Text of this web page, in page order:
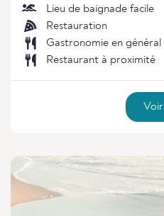
Lieu de baignade facile
Restauration
Gastronomie en général
Restaurant à proximité
Voir